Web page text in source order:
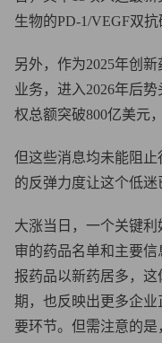
生物的PD-1/VEGF双
另外，作为2025年创
业务，进入2026年后
权总额突破800亿美元
但这些消息均未能阻止
的反弹力度让这个低迷
大涨当日，一个关键
审的药品名单和主要
报药品以新药居多，
期，也反映出更多企
要环节。但需注意的